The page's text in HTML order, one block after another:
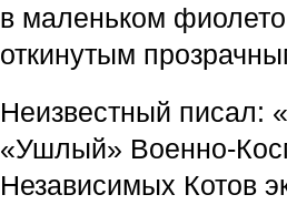
в ма­леньком
откинутым
Неиз­вестный писал:
«Ушлый» Военно-
Независимых Котов